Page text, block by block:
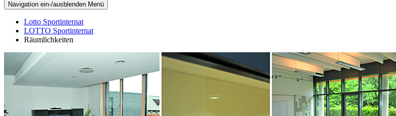
Navigation ein-/ausblenden Menü
Lotto Sportinternat
LOTTO Sportinternat
Räumlichkeiten